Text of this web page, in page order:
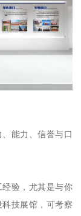
能力、信誉与口
验，尤其是与你
技展馆，可考察